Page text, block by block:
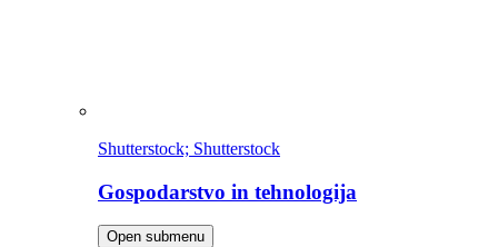
Shutterstock; Shutterstock
Gospodarstvo in tehnologija
Open submenu